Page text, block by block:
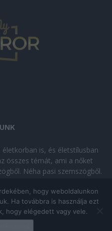
is, és életstílusban
összes témát, ami a nőket
Néha pasi szemszögből.
vágysz!
ADATKEZELÉSI TÁJÉKOZTATÓ
hogy weboldalunkon
Ha továbbra is használja ezt
hogy elégedett vagy vele.